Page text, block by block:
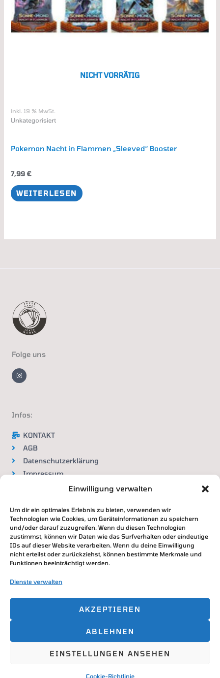
Einwilligung verwalten
Um dir ein optimales Erlebnis zu bieten, verwenden wir
Technologien wie Cookies, um Geräteinformationen zu speichern
und/oder darauf zuzugreifen. Wenn du diesen Technologien
zustimmst, können wir Daten wie das Surfverhalten oder eindeutige
IDs auf dieser Website verarbeiten. Wenn du deine Einwilligung
nicht erteilst oder zurückziehst, können bestimmte Merkmale und
Funktionen beeinträchtigt werden.
Dienste verwalten
AKZEPTIEREN
ABLEHNEN
EINSTELLUNGEN ANSEHEN
Cookie-Richtlinie
NICHT VORRÄTIG
inkl. 19 % MwSt.
Unkategorisiert
Pokemon Nacht in Flammen „Sleeved“ Booster
7,99 €
WEITERLESEN
Folge uns
n
s
t
m
Infos:
KONTAKT
AGB
Datenschutzerklärung
Impressum
Widerrufsbelehrung
VERTRAG WIDERRUFEN
Zahlung & Versand
Copyright © 2026